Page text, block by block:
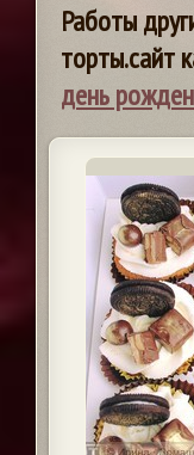
Работы
торты.сайт
день